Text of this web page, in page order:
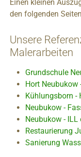
Einen kleinen
den folgenden
Unsere
Malerarbeiten
Grundschule
Hort Neubukow
Kühlungsborn -
Neubukow -
Neubukow - ILL
Restaurierung
Sanierung